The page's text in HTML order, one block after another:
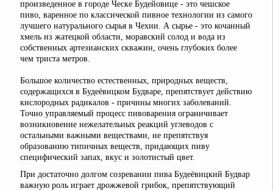
произведенное в городе Ческе Будейовице - это чешское
пиво, варенное по классической пивное технологии из самого
лучшего натурального сырья в Чехии. А сырье - это кочанный
хмель из жатецкой области, моравский солод и вода из
собственных артезианских скважин, очень глубоких более
чем триста метров.
Большое количество естественных, природных веществ,
содержащихся в Будеёвицком Будваре, препятствует действию
кислородных радикалов - причины многих заболеваний.
Точно управляемый процесс пивоварения ограничивает
возникновение нежелательных реакций углеводов с
остальными важными веществами, не препятствуя
образованию типичных веществ, придающих пиву
специфический запах, вкус и золотистый цвет.
При достаточно долгом созревании пива Будеёвицкий Будвар
важную роль играет дрожжевой грибок, препятствующий